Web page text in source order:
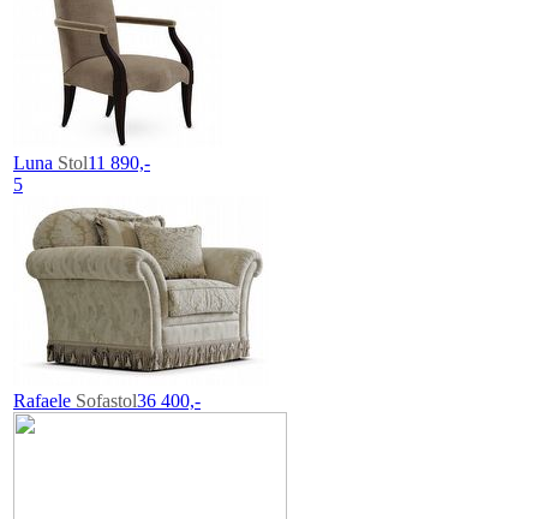
Luna Stol11 890,-
5
Rafaele Sofastol36 400,-